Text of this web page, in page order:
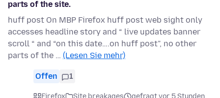
parts of the site.
huff post On MBP Firefox huff post web sight only
accesses headline story and “ live updates banner
scroll “ and “on this date….on huff post”, no other
parts of the … (Lesen Sie mehr)
Offen 1